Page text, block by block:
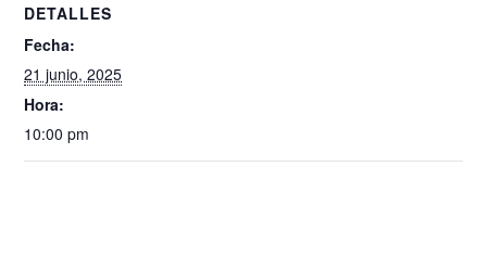
DETALLES
Fecha:
21 junio, 2025
Hora:
10:00 pm